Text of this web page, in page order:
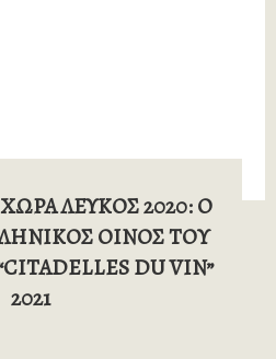
ΛΕΥΚΟΣ 2020: Ο
ΟΙΝΟΣ ΤΟΥ
DU VIN”
2021